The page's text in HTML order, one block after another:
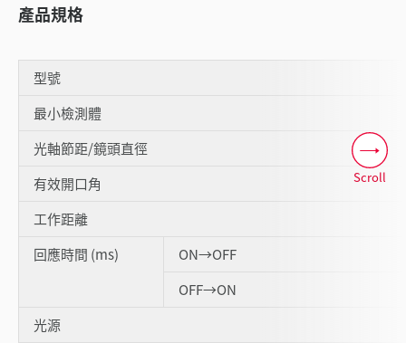
產品規格
型號
最小檢測體
光軸節距/鏡頭直徑
有效開口角
工作距離
回應時間 (ms)
ON→OFF
OFF→ON
光源
Scroll